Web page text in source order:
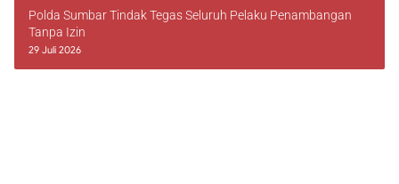
Polda Sumbar Tindak Tegas Seluruh Pelaku Penambangan
Tanpa Izin
29 Juli 2026